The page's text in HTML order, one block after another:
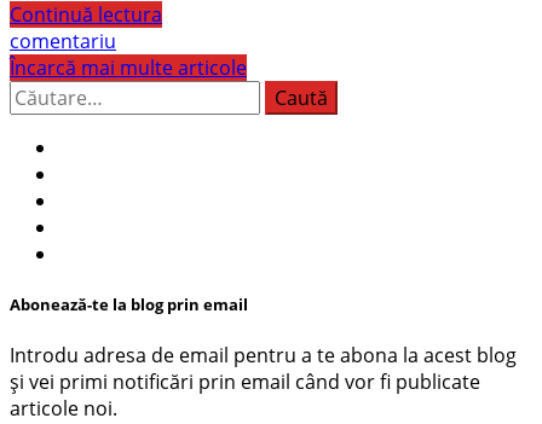
Continuă lectura
comentariu
Încarcă mai multe articole
Caută
după:
Abonează-te la blog prin email
Introdu adresa de email pentru a te abona la acest blog
și vei primi notificări prin email când vor fi publicate
articole noi.